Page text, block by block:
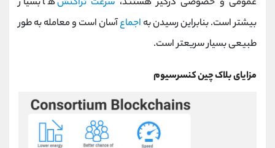
بیشتر است. بنابراین رسیدن به اجماعآسان است و معامله به طور
طبیعی بسیار سریعتر است.
مزایای بلاک چین کنسرسیوم